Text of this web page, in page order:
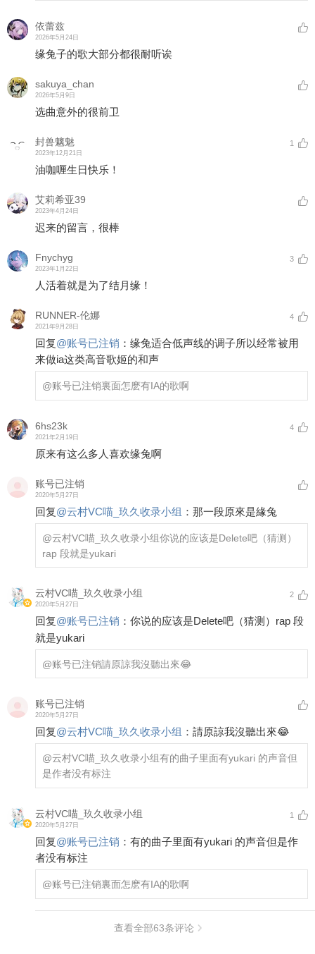
依蕾兹
2026年5月24日
缘兔子的歌大部分都很耐听诶
sakuya_chan
2026年5月9日
选曲意外的很前卫
封兽魑魅
2023年12月21日
1
油咖喱生日快乐！
艾莉希亚39
2023年4月24日
迟来的留言，很棒
Fnychyg
2023年1月22日
3
人活着就是为了结月缘！
RUNNER-伦娜
2021年9月28日
4
回复@账号已注销 ： 缘兔适合低声线的调子所以经常被用
来做ia这类高音歌姬的和声
@账号已注销裏面怎麽有IA的歌啊
6hs23k
2021年2月19日
4
原来有这么多人喜欢缘兔啊
账号已注销
2020年5月27日
回复@云村VC喵_玖久收录小组 ： 那一段原來是緣兔
@云村VC喵_玖久收录小组你说的应该是Delete吧（猜测）
rap 段就是yukari
云村VC喵_玖久收录小组
2020年5月27日
2
回复@账号已注销 ： 你说的应该是Delete吧（猜测）rap 段
就是yukari
@账号已注销請原諒我沒聽出來😂
账号已注销
2020年5月27日
回复@云村VC喵_玖久收录小组 ： 請原諒我沒聽出來😂
@云村VC喵_玖久收录小组有的曲子里面有yukari 的声音但
是作者没有标注
云村VC喵_玖久收录小组
2020年5月27日
1
回复@账号已注销 ： 有的曲子里面有yukari 的声音但是作
者没有标注
@账号已注销裏面怎麽有IA的歌啊
查看全部63条评论